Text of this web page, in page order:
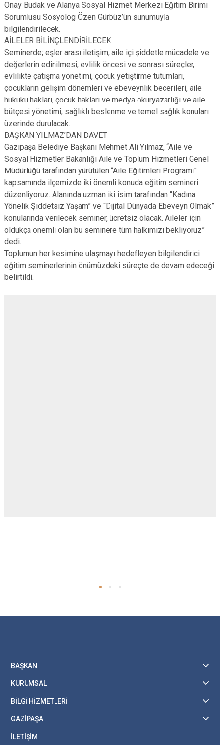
Onay Budak ve Alanya Sosyal Hizmet Merkezi Eğitim Birimi
Sorumlusu Sosyolog Özen Gürbüz’ün sunumuyla
bilgilendirilecek.
AİLELER BİLİNÇLENDİRİLECEK
Seminerde; eşler arası iletişim, aile içi şiddetle mücadele ve
değerlerin edinilmesi, evlilik öncesi ve sonrası süreçler,
evlilikte çatışma yönetimi, çocuk yetiştirme tutumları,
çocukların gelişim dönemleri ve ebeveynlik becerileri, aile
hukuku hakları, çocuk hakları ve medya okuryazarlığı ve aile
bütçesi yönetimi, sağlıklı beslenme ve temel sağlık konuları
üzerinde durulacak.
BAŞKAN YILMAZ’DAN DAVET
Gazipaşa Belediye Başkanı Mehmet Ali Yılmaz, “Aile ve
Sosyal Hizmetler Bakanlığı Aile ve Toplum Hizmetleri Genel
Müdürlüğü tarafından yürütülen “Aile Eğitimleri Programı”
kapsamında ilçemizde iki önemli konuda eğitim semineri
düzenliyoruz. Alanında uzman iki isim tarafından “Kadına
Yönelik Şiddetsiz Yaşam” ve “Dijital Dünyada Ebeveyn Olmak”
konularında verilecek seminer, ücretsiz olacak. Aileler için
oldukça önemli olan bu seminere tüm halkımızı bekliyoruz”
dedi.
Toplumun her kesimine ulaşmayı hedefleyen bilgilendirici
eğitim seminerlerinin önümüzdeki süreçte de devam edeceği
belirtildi.
BAŞKAN
KURUMSAL
BİLGİ HİZMETLERİ
GAZİPAŞA
İLETİŞİM